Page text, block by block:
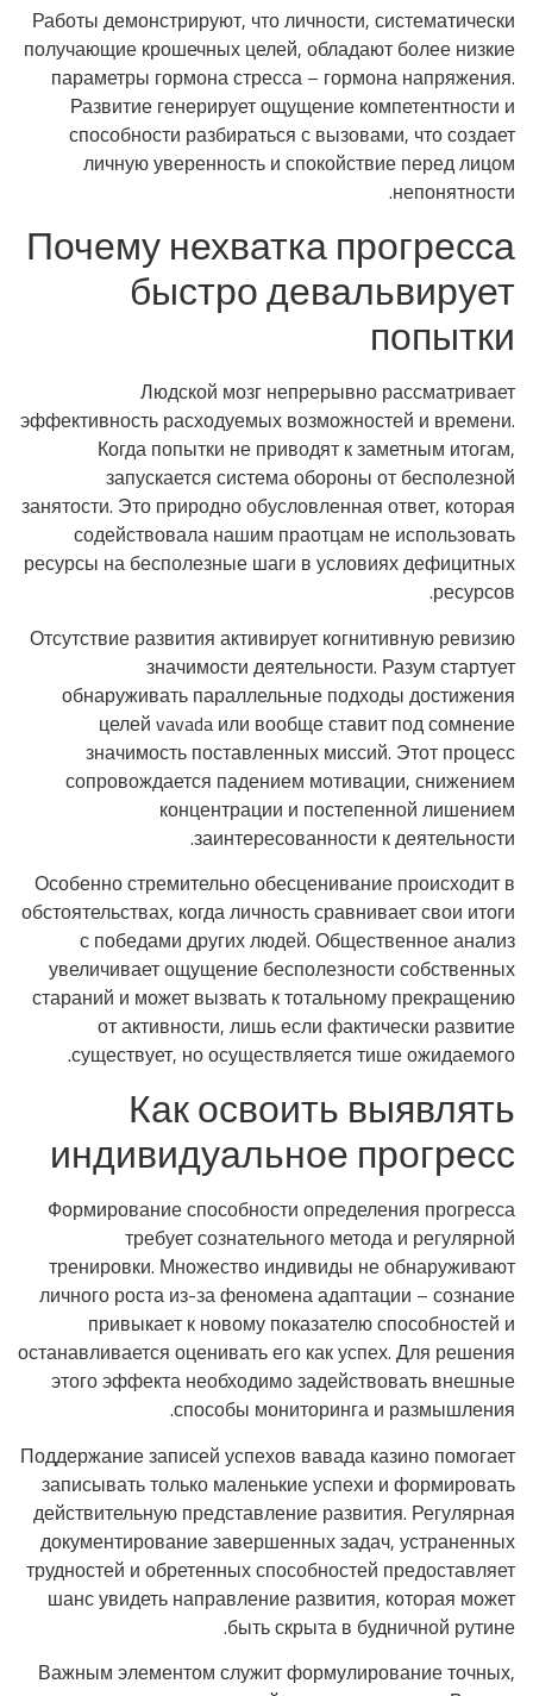
Работы демонстрируют, что личности, систематически
получающие крошечных целей, обладают более низкие
параметры гормона стресса – гормона напряжения.
Развитие генерирует ощущение компетентности и
способности разбираться с вызовами, что создает
личную уверенность и спокойствие перед лицом
непонятности.
Почему нехватка прогресса
быстро девальвирует
попытки
Людской мозг непрерывно рассматривает
эффективность расходуемых возможностей и времени.
Когда попытки не приводят к заметным итогам,
запускается система обороны от бесполезной
занятости. Это природно обусловленная ответ, которая
содействовала нашим праотцам не использовать
ресурсы на бесполезные шаги в условиях дефицитных
ресурсов.
Отсутствие развития активирует когнитивную ревизию
значимости деятельности. Разум стартует
обнаруживать параллельные подходы достижения
целей vavada или вообще ставит под сомнение
значимость поставленных миссий. Этот процесс
сопровождается падением мотивации, снижением
концентрации и постепенной лишением
заинтересованности к деятельности.
Особенно стремительно обесценивание происходит в
обстоятельствах, когда личность сравнивает свои итоги
с победами других людей. Общественное анализ
увеличивает ощущение бесполезности собственных
стараний и может вызвать к тотальному прекращению
от активности, лишь если фактически развитие
существует, но осуществляется тише ожидаемого.
Как освоить выявлять
индивидуальное прогресс
Формирование способности определения прогресса
требует сознательного метода и регулярной
тренировки. Множество индивиды не обнаруживают
личного роста из-за феномена адаптации – сознание
привыкает к новому показателю способностей и
останавливается оценивать его как успех. Для решения
этого эффекта необходимо задействовать внешные
способы мониторинга и размышления.
Поддержание записей успехов вавада казино помогает
записывать только маленькие успехи и формировать
действительную представление развития. Регулярная
документирование завершенных задач, устраненных
трудностей и обретенных способностей предоставляет
шанс увидеть направление развития, которая может
быть скрыта в будничной рутине.
Важным элементом служит формулирование точных,